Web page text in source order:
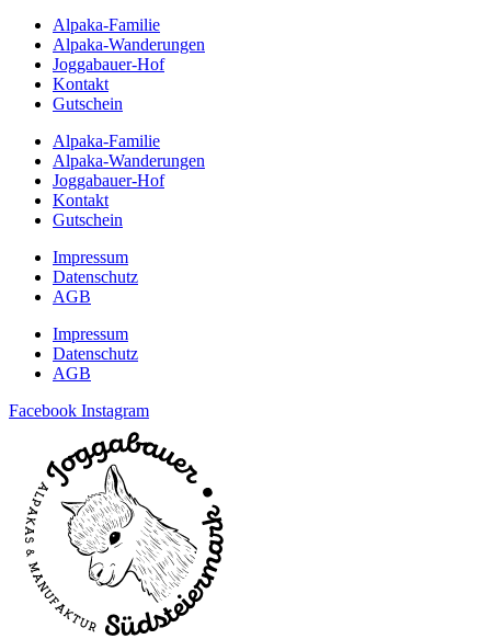
Alpaka-Familie
Alpaka-Wanderungen
Joggabauer-Hof
Kontakt
Gutschein
Alpaka-Familie
Alpaka-Wanderungen
Joggabauer-Hof
Kontakt
Gutschein
Impressum
Datenschutz
AGB
Impressum
Datenschutz
AGB
Facebook Instagram